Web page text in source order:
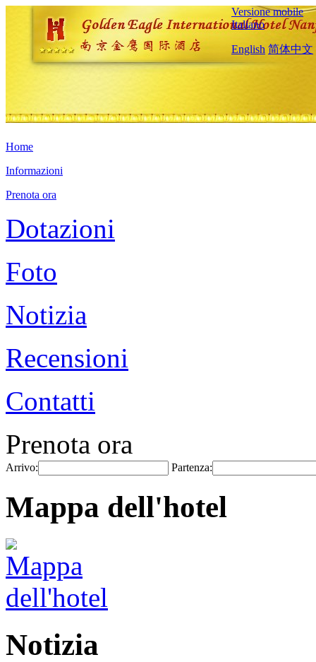
Versione mobile
Italiano
English 简体中文
Home
Informazioni
Prenota ora
Dotazioni
Foto
Notizia
Recensioni
Contatti
Prenota ora
Arrivo: Partenza:
Mappa dell'hotel
Notizia